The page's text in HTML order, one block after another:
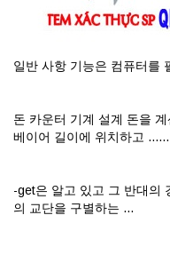
일반 사항 기능은 컴퓨터를
돈 카운터 기계 설계 돈을
베이어 길이에 위치하고
-get은 알고 있고 그 반대의
의 교단을 구별하는 ...